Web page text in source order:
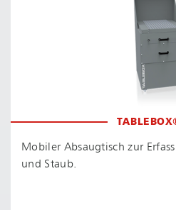
Mobiler Absaugtisch zur
und Staub.